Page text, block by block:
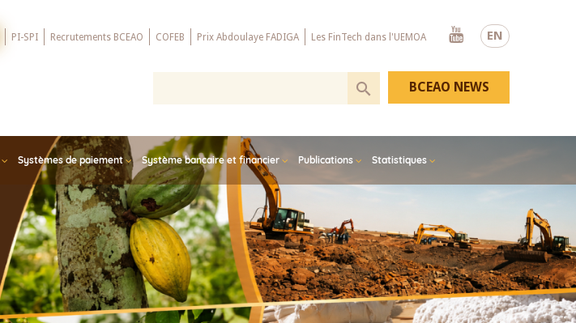
EN
PI-SPI Recrutements BCEAO COFEB Prix Abdoulaye FADIGA Les FinTech dans l'UEMOA
Youtube
Systèmes de paiement Système bancaire et financier Publications Statistiques
BCEAO NEWS